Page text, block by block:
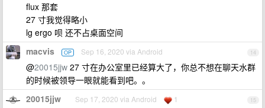
flux 那套
27 寸我觉得略小
lg ergo 呗 还不占桌面空间
14
macvis OP Sep 16, 2020 via Android
@20015jjw 27 寸在办公室里已经算大了，你总不想在聊天水群
的时候被领导一眼就能看到吧。。
15
20015jjw Sep 17, 2020 via Android 1